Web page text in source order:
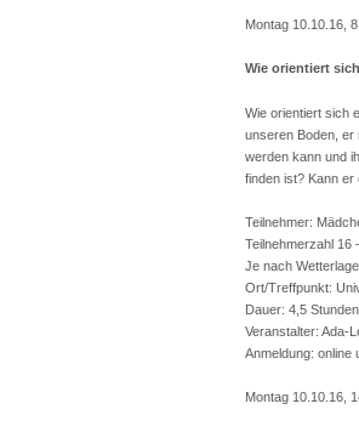
Montag 10.10.16,
Wie orientiert
Wie orientiert sich
unseren Boden, er
werden kann und
finden ist? Kann
Teilnehmer:
Teilnehmerzahl 16
Je nach
Ort/Treffpunkt:
Dauer: 4,5 Stunden
Veranstalter: Ada-
Anmeldung: online
Montag 10.10.16,